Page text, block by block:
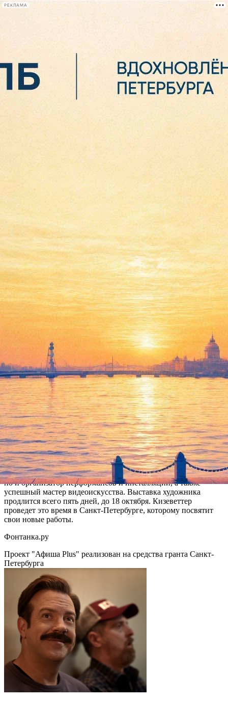
РЕКЛАМА
Сегодня:
В Петербурге открывается
выставка немецкого
художника-концептуалиста
Хельмута Кизеветтера
Версия для печати
Немецкий современный художник-концептуалист и
абстракционист Хедьмут Кизеветтер отобрал около 40
полотен для своей персональной выставки, которая
открывается сегодня в зале "Квадрат" Выставочного центра
Санкт-Петербургского Союза художников. Автор постарался
представить своеобразный срез своего творчества – от ранних
работ до произведений последних лет.
Спектр приложения творческих сил Кизеветтера весьма
разнообразен. Он не только график, живописец и фотограф,
но и организатор перформансов и инсталляций, а также
успешный мастер видеоискусства. Выставка художника
продлится всего пять дней, до 18 октября. Кизеветтер
проведет это время в Санкт-Петербурге, которому посвятит
свои новые работы.
Фонтанка.ру
Проект "Афиша Plus" реализован на средства гранта Санкт-
Петербурга